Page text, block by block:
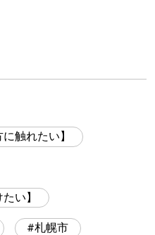
触れたい】
い】
札幌市